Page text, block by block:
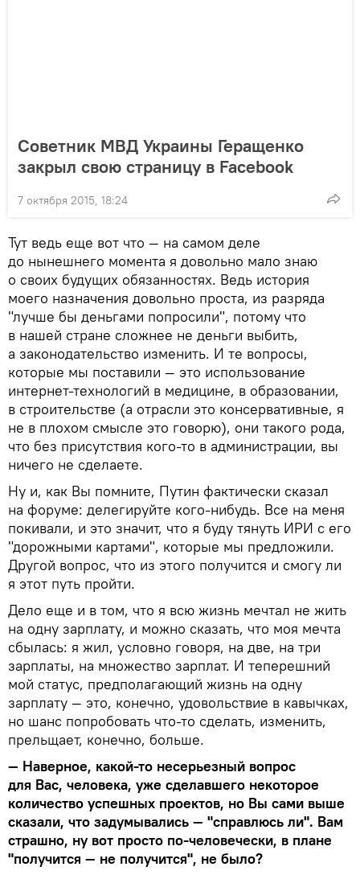
Советник МВД Украины Геращенко
закрыл свою страницу в Facebook
7 октября 2015, 18:24
Тут ведь еще вот что — на самом деле
до нынешнего момента я довольно мало знаю
о своих будущих обязанностях. Ведь история
моего назначения довольно проста, из разряда
"лучше бы деньгами попросили", потому что
в нашей стране сложнее не деньги выбить,
а законодательство изменить. И те вопросы,
которые мы поставили — это использование
интернет-технологий в медицине, в образовании,
в строительстве (а отрасли это консервативные, я
не в плохом смысле это говорю), они такого рода,
что без присутствия кого-то в администрации, вы
ничего не сделаете.
Ну и, как Вы помните, Путин фактически сказал
на форуме: делегируйте кого-нибудь. Все на меня
покивали, и это значит, что я буду тянуть ИРИ с его
"дорожными картами", которые мы предложили.
Другой вопрос, что из этого получится и смогу ли
я этот путь пройти.
Дело еще и в том, что я всю жизнь мечтал не жить
на одну зарплату, и можно сказать, что моя мечта
сбылась: я жил, условно говоря, на две, на три
зарплаты, на множество зарплат. И теперешний
мой статус, предполагающий жизнь на одну
зарплату — это, конечно, удовольствие в кавычках,
но шанс попробовать что-то сделать, изменить,
прельщает, конечно, больше.
— Наверное, какой-то несерьезный вопрос
для Вас, человека, уже сделавшего некоторое
количество успешных проектов, но Вы сами выше
сказали, что задумывались — "справлюсь ли". Вам
страшно, ну вот просто по-человечески, в плане
"получится — не получится", не было?